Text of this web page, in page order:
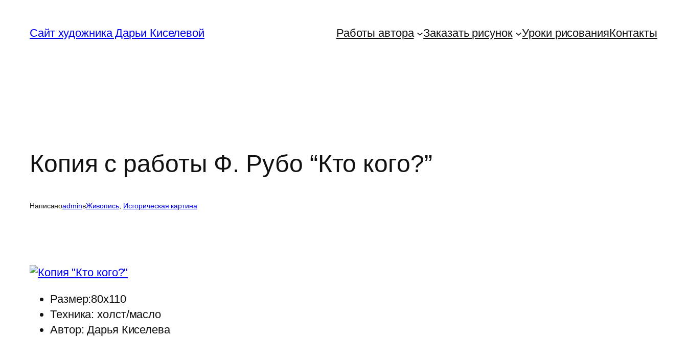
содержимому
Сайт художника Дарьи Киселевой Работы автора Заказать рисунок Уроки рисованияКонтакты
Копия с работы Ф. Рубо “Кто кого?”
НаписаноadminвЖивопись, Историческая картина
Размер:80х110
Техника: холст/масло
Автор: Дарья Киселева